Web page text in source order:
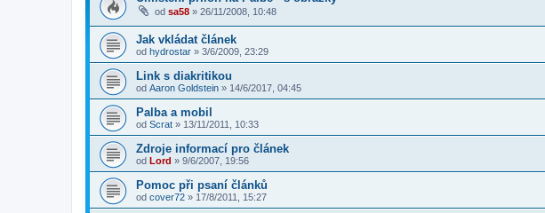
od sa58 » 26/11/2008, 10:48
Jak vkládat článek
od hydrostar » 3/6/2009, 23:29
Link s diakritikou
od Aaron Goldstein » 14/6/2017, 04:45
Palba a mobil
od Scrat » 13/11/2011, 10:33
Zdroje informací pro článek
od Lord » 9/6/2007, 19:56
Pomoc při psaní článků
od cover72 » 17/8/2011, 15:27